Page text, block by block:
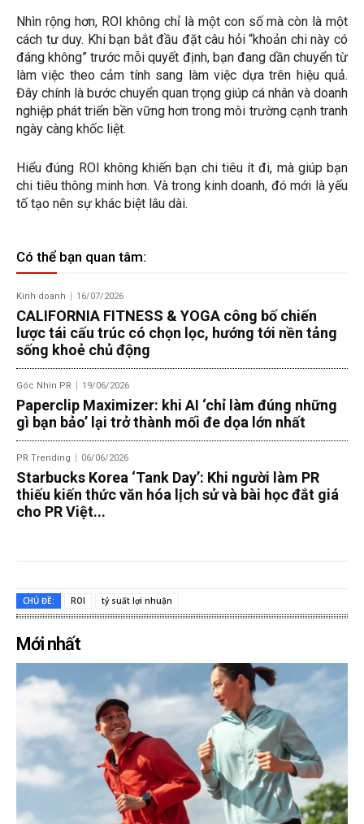
Nhìn rộng hơn, ROI không chỉ là một con số mà còn là một
cách tư duy. Khi bạn bắt đầu đặt câu hỏi “khoản chi này có
đáng không” trước mỗi quyết định, bạn đang dần chuyển từ
làm việc theo cảm tính sang làm việc dựa trên hiệu quả.
Đây chính là bước chuyển quan trọng giúp cá nhân và doanh
nghiệp phát triển bền vững hơn trong môi trường cạnh tranh
ngày càng khốc liệt.
Hiểu đúng ROI không khiến bạn chi tiêu ít đi, mà giúp bạn
chi tiêu thông minh hơn. Và trong kinh doanh, đó mới là yếu
tố tạo nên sự khác biệt lâu dài.
Có thể bạn quan tâm:
Kinh doanh 16/07/2026
CALIFORNIA FITNESS & YOGA công bố chiến
lược tái cấu trúc có chọn lọc, hướng tới nền tảng
sống khoẻ chủ động
Góc Nhìn PR 19/06/2026
Paperclip Maximizer: khi AI ‘chỉ làm đúng những
gì bạn bảo’ lại trở thành mối đe dọa lớn nhất
PR Trending 06/06/2026
Starbucks Korea ‘Tank Day’: Khi người làm PR
thiếu kiến thức văn hóa lịch sử và bài học đắt giá
cho PR Việt...
CHỦ ĐỀ: ROI tỷ suất lợi nhuận
Mới nhất